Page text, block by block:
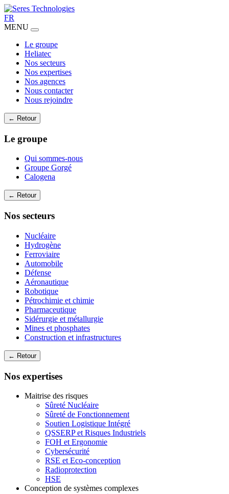
FR
MENU
Le groupe
Heliatec
Nos secteurs
Nos expertises
Nos agences
Nous contacter
Nous rejoindre
← Retour
Le groupe
Qui sommes-nous
Groupe Gorgé
Calogena
← Retour
Nos secteurs
Nucléaire
Hydrogène
Ferroviaire
Automobile
Défense
Aéronautique
Robotique
Pétrochimie et chimie
Pharmaceutique
Sidérurgie et métallurgie
Mines et phosphates
Construction et infrastructures
← Retour
Nos expertises
Maitrise des risques
Sûreté Nucléaire
Sûreté de Fonctionnement
Soutien Logistique Intégré
QSSERP et Risques Industriels
FOH et Ergonomie
Cybersécurité
RSE et Eco-conception
Radioprotection
HSE
Conception de systèmes complexes